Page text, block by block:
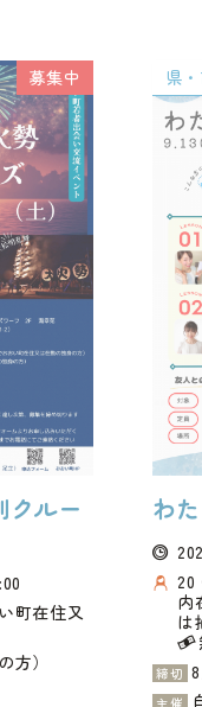
募集中
クルー
町在住又
方）
県
わ
20
内
は
締切
主催